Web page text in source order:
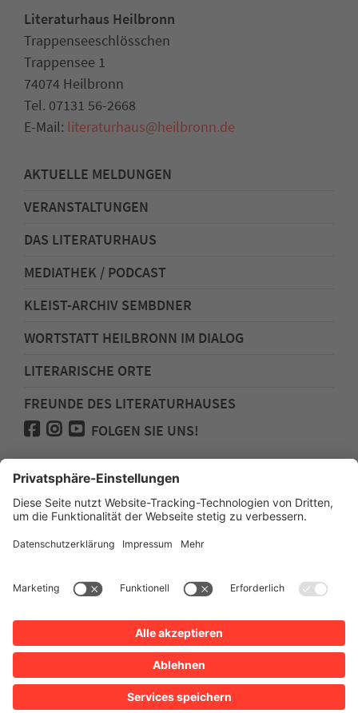
Literaturhaus Heilbronn
Trappenseeschlösschen
Trappensee 1
74074 Heilbronn
Tel. 07131 56-2668
E-Mail: literaturhaus@heilbronn.de
AKTUELLE MELDUNGEN
VERANSTALTUNGEN
DAS LITERATURHAUS
MEDIATHEK / PODCAST
KLEIST-ARCHIV SEMBDNER
WORTSTATT HEILBRONN IM DIALOG
LITERARISCHE ORTE
FREUNDE DES LITERATURHAUSES
FOLGEN SIE UNS!
Impressum
Anfahrt
Datenschutz
Barrierefreiheit
Literaturhauses